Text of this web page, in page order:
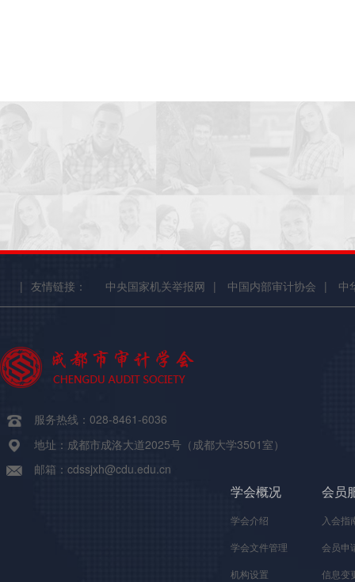
| 友情链接： 中央国家机关举报网 | 中国内部审计协会 | 中
服务热线：028-8461-6036
地址：成都市成洛大道2025号（成都大学3501室）
邮箱：cdssjxh@cdu.edu.cn
学会概况
学会介绍
学会文件管理
机构设置
会员
入会指
会员申
信息变